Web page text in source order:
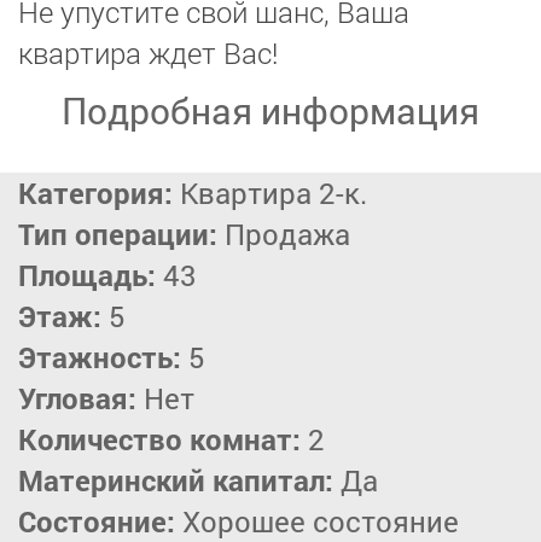
Не упустите свой шанс, Ваша
квартира ждет Вас!
Подробная информация
Категория: Квартира 2-к.
Тип операции: Продажа
Площадь: 43
Этаж: 5
Этажность: 5
Угловая: Нет
Количество комнат: 2
Материнский капитал: Да
Состояние: Хорошее состояние